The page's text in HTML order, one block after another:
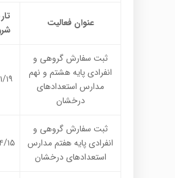
عنوان فعالیت
ثبت سفارش گروهی و
انفرادی پایه هشتم و نهم
مدارس استعدادهای
درخشان
ثبت سفارش گروهی و
انفرادی پایه هفتم مدارس
استعدادهای درخشان
۹۶/